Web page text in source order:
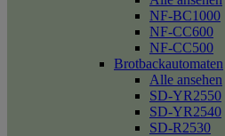
NF-BC1000
NF-CC600
NF-CC500
Brotbackautomaten
Alle ansehen
SD-YR2550
SD-YR2540
SD-R2530